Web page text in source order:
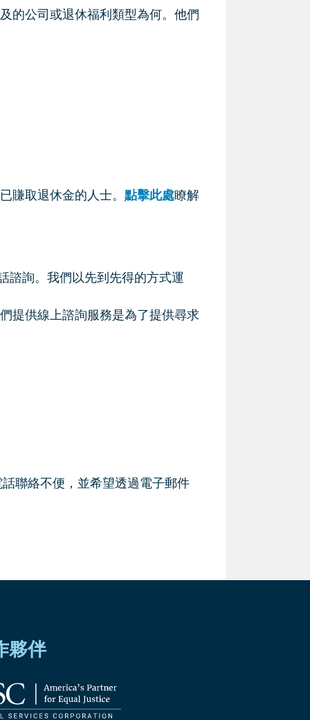
的公司或退休福利類型為何。他們
賺取退休金的人士。 點擊此處瞭解
諮詢。我們以先到先得的方式運
提供線上諮詢服務是為了提供尋求
聯絡不便，並希望透過電子郵件
夥伴